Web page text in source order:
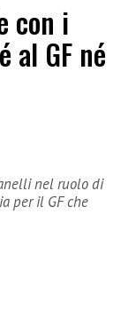
con i
al GF né
nel ruolo di
per il GF che